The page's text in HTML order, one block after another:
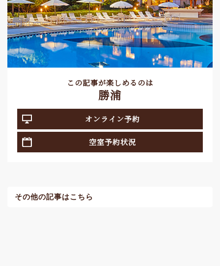
この記事が楽しめるのは
勝浦
オンライン予約
空室予約状況
その他の記事はこちら